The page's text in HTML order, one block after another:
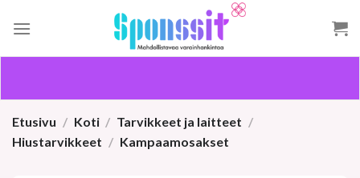
Etusivu / Koti / Tarvikkeet ja laitteet /
Hiustarvikkeet / Kampaamosakset